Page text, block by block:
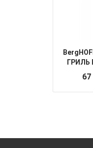
ГРИЛЬ
67